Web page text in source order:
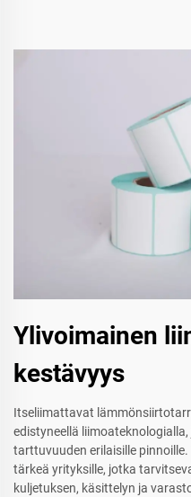
Ylivoimainen
kestävyys
Itseliimattavat
edistyneellä
tarttuvuuden erilaisille
tärkeä yrityksille, jotka
kuljetuksen, käsittelyn ja